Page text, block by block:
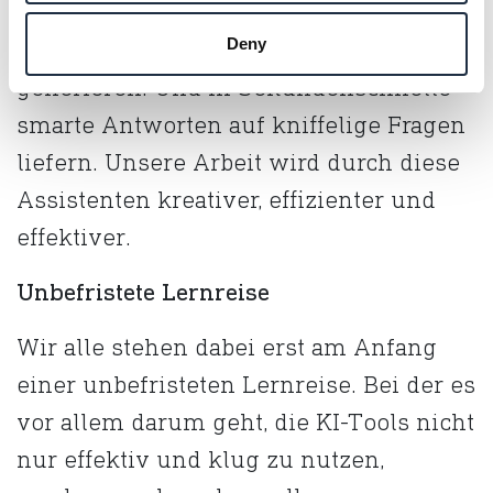
Deny
monströsen Datenbanken analysieren.
Texte, Präsentationen, Bilder und Videos
generieren. Und in Sekundenschnelle
smarte Antworten auf kniffelige Fragen
liefern. Unsere Arbeit wird durch diese
Assistenten kreativer, effizienter und
effektiver.
Unbefristete Lernreise
Wir alle stehen dabei erst am Anfang
einer unbefristeten Lernreise. Bei der es
vor allem darum geht, die KI-Tools nicht
nur effektiv und klug zu nutzen,